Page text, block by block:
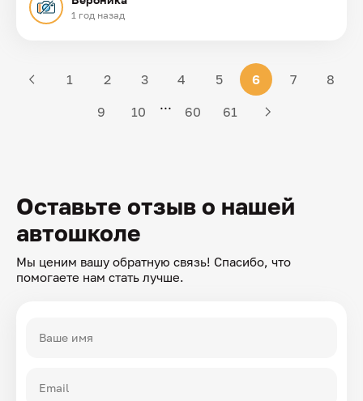
1 год назад
1 2 3 4 5 6 7
8
9
10 ... 60 61
Оставьте отзыв о нашей
автошколе
Мы ценим вашу обратную связь! Спасибо, что
помогаете нам стать лучше.
Ваше имя
Email